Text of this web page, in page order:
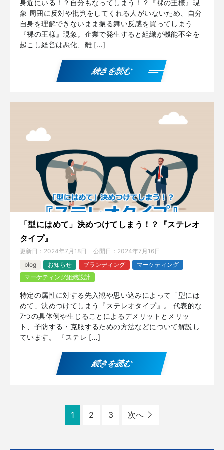
身近にいる！？自分もなってしまう！？『裸の王様』現
象 周囲に反対や批判をしてくれる人がいないため、自分
自身を理解できないまま振る舞い反感を買ってしまう
『裸の王様』現象。企業で発生すると組織が機能不全を
起こし経営は悪化、離 […]
続きを読む
「型にはめて」決めつけてしまう！？『ステレオ
タイプ』
更新日： 2024年7月18日 公開日： 2024年7月16日
blog
お知らせ ブランディング
マーケティング
マーケティング組織設計
特定の属性に対する先入観や思い込みによって「型には
めて」決めつけてしまう『ステレオタイプ』。 代表的な
7つの具体例や生じることによるデメリットとメリッ
ト、予防する・克服するための方法などについて解説し
ています。 『ステレ […]
続きを読む
1 2 3 次へ